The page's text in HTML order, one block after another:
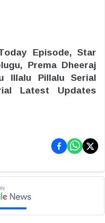
Episode, Star
Prema Dheeraj
Illalu Pillalu Serial
Latest Updates